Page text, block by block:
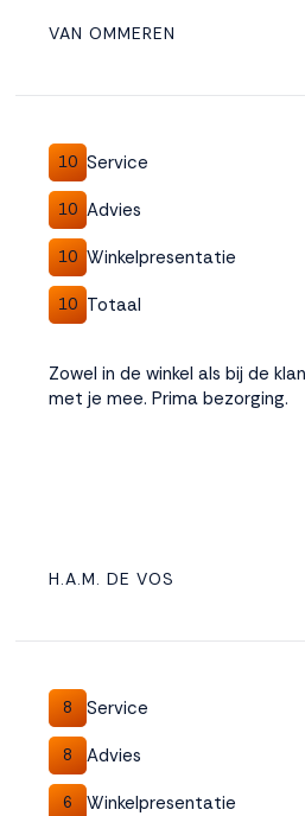
VAN OMMEREN
10 Service
10 Advies
10 Winkelpresentatie
10 Totaal
Zowel in de winkel als bij de
met je mee. Prima bezorging.
H.A.M. DE VOS
8 Service
8 Advies
6 Winkelpresentatie